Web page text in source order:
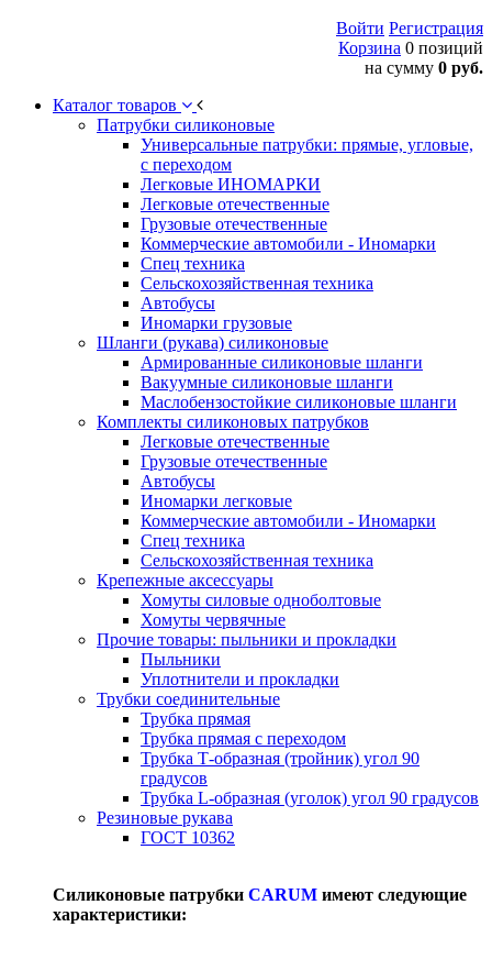
Войти Регистрация
Корзина 0 позиций
на сумму 0 руб.
Каталог товаров
Патрубки силиконовые
Универсальные патрубки: прямые, угловые,
с переходом
Легковые ИНОМАРКИ
Легковые отечественные
Грузовые отечественные
Коммерческие автомобили - Иномарки
Спец техника
Сельскохозяйственная техника
Автобусы
Иномарки грузовые
Шланги (рукава) силиконовые
Армированные силиконовые шланги
Вакуумные силиконовые шланги
Маслобензостойкие силиконовые шланги
Комплекты силиконовых патрубков
Легковые отечественные
Грузовые отечественные
Автобусы
Иномарки легковые
Коммерческие автомобили - Иномарки
Спец техника
Сельскохозяйственная техника
Крепежные аксессуары
Хомуты силовые одноболтовые
Хомуты червячные
Прочие товары: пыльники и прокладки
Пыльники
Уплотнители и прокладки
Трубки соединительные
Трубка прямая
Трубка прямая с переходом
Трубка Т-образная (тройник) угол 90
градусов
Трубка L-образная (уголок) угол 90 градусов
Резиновые рукава
ГОСТ 10362
Силиконовые патрубки CARUM имеют следующие
характеристики: